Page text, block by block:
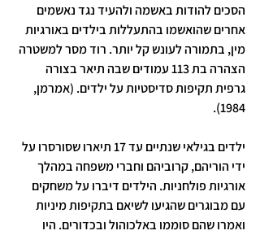
הסכים להודות באשמה ולהעיד נגד נאשמים
אחרים שהואשמו בהתעללות בילדים באורגיות
מין, בתמורה לעונש קל יותר. רוד מסר למשטרה
הצהרה בת 113 עמודים שבה תיאר בצורה
גרפית תקיפות סדיסטיות על ילדים. (אמרמן,
1984).
ילדים בגילאי שנתיים עד 17 תיארו שסורסרו על
ידי הוריהם, קרוביהם וחברי משפחה במהלך
אורגיות פולחניות. הילדים דיברו על משחקים
עם מבוגרים שהגיעו לשיאם בתקיפות מיניות
ואמרו שהם סוממו באלכוהול ובכדורים. היו